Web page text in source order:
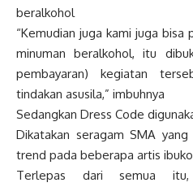
beralkohol
“Kemudian juga kami juga
minuman beralkohol, itu
pembayaran) kegiatan
tindakan asusila,” imbuhnya
Sedangkan Dress Code
Dikatakan seragam SMA
trend pada beberapa artis
Terlepas dari semua